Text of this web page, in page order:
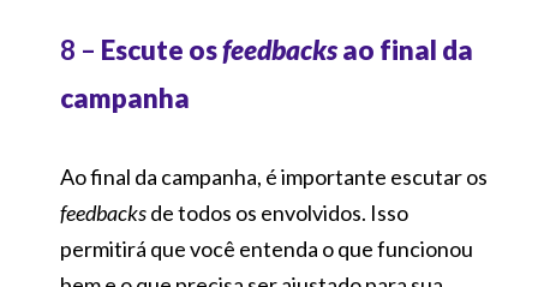
8 – Escute osfeedbacksao final da
campanha
Ao final da campanha, é importante escutar os
feedbacksde todos os envolvidos. Isso
permitirá que você entenda o que funcionou